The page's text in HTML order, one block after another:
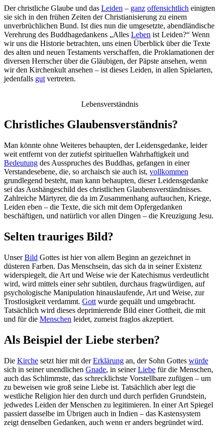
Der christliche Glaube und das Leiden – ganz offensichtlich einigten
sie sich in den frühen Zeiten der Christianisierung zu einem
unverbrüchlichen Bund. Ist dies nun die umgesetzte, abendländische
Verehrung des Buddhagedankens „Alles Leben ist Leiden?“ Wenn
wir uns die Historie betrachten, uns einen Überblick über die Texte
des alten und neuen Testaments verschaffen, die Proklamationen der
diversen Herrscher über die Gläubigen, der Päpste ansehen, wenn
wir den Kirchenkult ansehen – ist dieses Leiden, in allen Spielarten,
jedenfalls gut vertreten.
Lebensverständnis
Christliches Glaubensverständnis?
Man könnte ohne Weiteres behaupten, der Leidensgedanke, leider
weit entfernt von der zutiefst spirituellen Wahrhaftigkeit und
Bedeutung des Ausspruches des Buddhas, gefangen in einer
Verstandesebene, die, so archaisch sie auch ist, vollkommen
grundlegend besteht, man kann behaupten, dieser Leidensgedanke
sei das Aushängeschild des christlichen Glaubensverständnisses.
Zahlreiche Märtyrer, die da im Zusammenhang auftauchen, Kriege,
Leiden eben – die Texte, die sich mit dem Opfergedanken
beschäftigen, und natürlich vor allen Dingen – die Kreuzigung Jesu.
Selten trauriges Bild?
UnserBild Gottes ist hier von allem Beginn an gezeichnet in
düsteren Farben. Das Menschsein, das sich da in seiner Existenz
widerspiegelt, die Art und Weise wie der Katechismus verdeutlicht
wird, wird mittels einer sehr subtilen, durchaus fragwürdigen, auf
psychologische Manipulation hinauslaufende, Art und Weise, zur
Trostlosigkeit verdammt. Gott wurde gequält und umgebracht.
Tatsächlich wird dieses deprimierende Bild einer Gottheit, die mit
und für die Menschen leidet, zumeist fraglos akzeptiert.
Als Beispiel der Liebe sterben?
Die Kirche setzt hier mit derErklärung an, der Sohn Gottes würde
sich in seiner unendlichen Gnade, in seinerLiebe für die Menschen,
auch das Schlimmste, das schrecklichste Vorstellbare zufügen – um
zu beweisen wie groß seine Liebe ist. Tatsächlich aber legt die
westliche Religion hier den durch und durch perfiden Grundstein,
jedwedes Leiden der Menschen zu legitimieren. In einer Art Spiegel
passiert dasselbe im Übrigen auch in Indien – das Kastensystem
zeigt denselben Gedanken, auch wenn er anders begründet wird.